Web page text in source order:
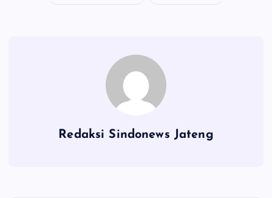
Redaksi Sindonews Jateng